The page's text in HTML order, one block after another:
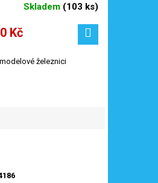
Skladem (103 ks)
Kč
železnici